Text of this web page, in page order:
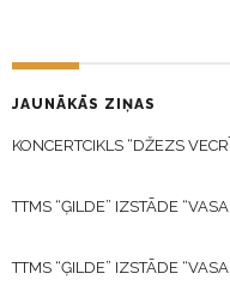
JAUNĀKĀS ZIŅAS
KONCERTCIKLS “DŽEZS
TTMS “ĢILDE” IZSTĀDE
TTMS “ĢILDE” IZSTĀDE